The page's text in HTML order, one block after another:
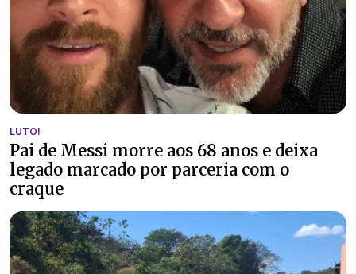
LUTO!
Pai de Messi morre aos 68 anos e deixa
legado marcado por parceria com o
craque